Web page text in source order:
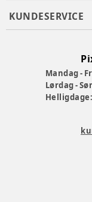
KUNDESERVICE
Mandag -
Lørdag -